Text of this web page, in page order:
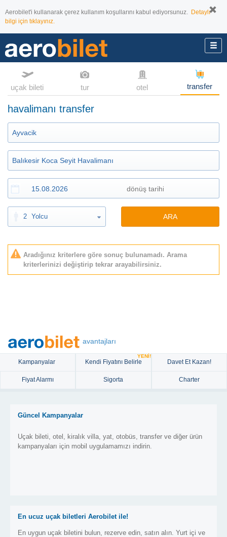
Aerobilet'i kullanarak çerez kullanım koşullarını kabul ediyorsunuz. Detaylı
bilgi için tıklayınız.
uçak bileti tur otel transfer
havalimanı transfer
2 Yolcu ARA
Aradığınız kriterlere göre sonuç bulunamadı. Arama
kriterlerinizi değiştirip tekrar arayabilirsiniz.
avantajları
Kampanyalar Kendi Fiyatını Belirle
YENİ!
Davet Et Kazan!
Fiyat Alarmı Sigorta Charter
Güncel Kampanyalar
Uçak bileti, otel, kiralık villa, yat, otobüs, transfer ve diğer ürün
kampanyaları için mobil uygulamamızı indirin.
En ucuz uçak biletleri Aerobilet ile!
En uygun uçak biletini bulun, rezerve edin, satın alın. Yurt içi ve